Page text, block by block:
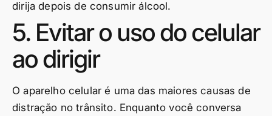
dirija depois de consumir álcool.
5. Evitar o uso do celular
ao dirigir
O aparelho celular é uma das maiores causas de
distração no trânsito. Enquanto você conversa